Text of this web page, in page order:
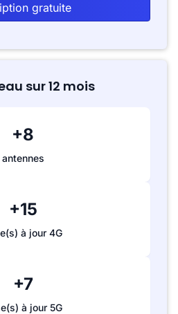
gratuite
sur 12 mois
+8
antennes
+15
à jour 4G
+7
à jour 5G